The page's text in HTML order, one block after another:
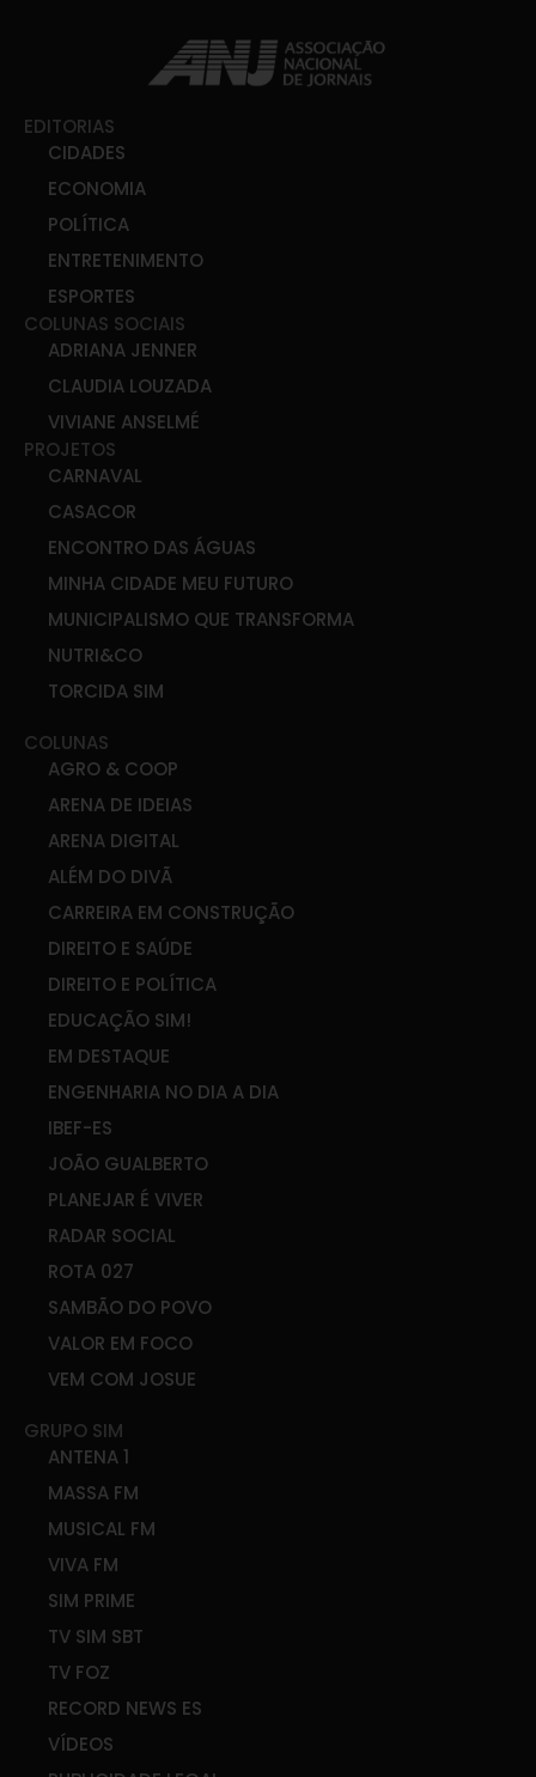
EDITORIAS
CIDADES
ECONOMIA
POLÍTICA
ENTRETENIMENTO
ESPORTES
COLUNAS SOCIAIS
ADRIANA JENNER
CLAUDIA LOUZADA
VIVIANE ANSELMÉ
PROJETOS
CARNAVAL
CASACOR
ENCONTRO DAS ÁGUAS
MINHA CIDADE MEU FUTURO
MUNICIPALISMO QUE TRANSFORMA
NUTRI&CO
TORCIDA SIM
COLUNAS
AGRO & COOP
ARENA DE IDEIAS
ARENA DIGITAL
ALÉM DO DIVÃ
CARREIRA EM CONSTRUÇÃO
DIREITO E SAÚDE
DIREITO E POLÍTICA
EDUCAÇÃO SIM!
EM DESTAQUE
ENGENHARIA NO DIA A DIA
IBEF-ES
JOÃO GUALBERTO
PLANEJAR É VIVER
RADAR SOCIAL
ROTA 027
SAMBÃO DO POVO
VALOR EM FOCO
VEM COM JOSUE
GRUPO SIM
ANTENA 1
MASSA FM
MUSICAL FM
VIVA FM
SIM PRIME
TV SIM SBT
TV FOZ
RECORD NEWS ES
VÍDEOS